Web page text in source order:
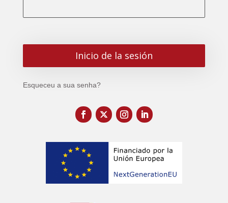
Esqueceu a sua senha?